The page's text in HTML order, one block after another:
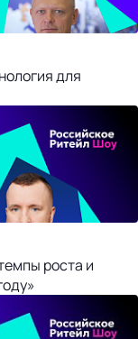
для
роста и